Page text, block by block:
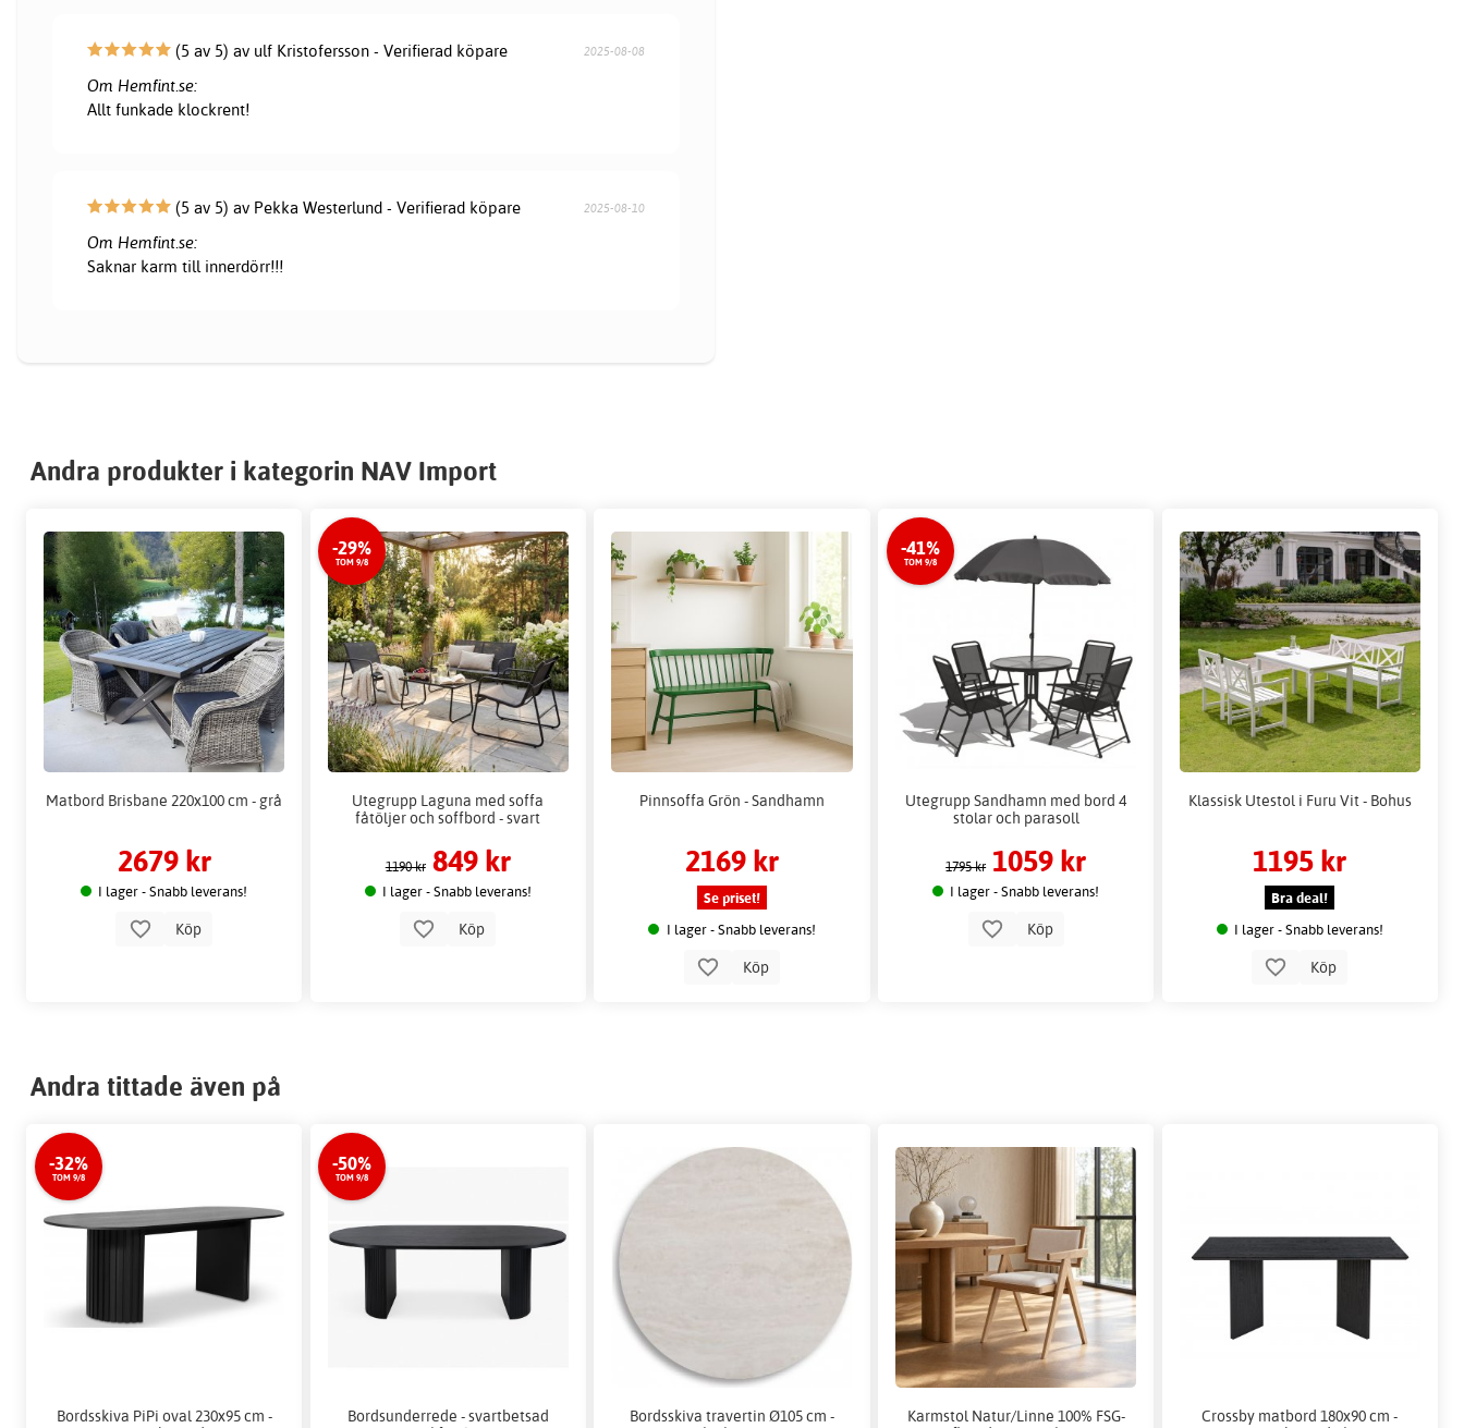
(5 av 5) av ulf Kristofersson - Verifierad köpare 2025-08-08
Om Hemfint.se:
Allt funkade klockrent!
(5 av 5) av Pekka Westerlund - Verifierad köpare 2025-08-10
Om Hemfint.se:
Saknar karm till innerdörr!!!
Andra produkter i kategorin NAV Import
Matbord Brisbane 220x100 cm - grå
2679 kr
I lager - Snabb leverans!
Köp
-29%
TOM 9/8
Utegrupp Laguna med soffa
fåtöljer och soffbord - svart
1190 kr 849 kr
I lager - Snabb leverans!
Köp
Pinnsoffa Grön - Sandhamn
2169 kr
Se priset!
I lager - Snabb leverans!
Köp
-41%
TOM 9/8
Utegrupp Sandhamn med bord 4
stolar och parasoll
1795 kr 1059 kr
I lager - Snabb leverans!
Köp
Klassisk Utestol i Furu Vit - Bohus
1195 kr
Bra deal!
I lager - Snabb leverans!
Köp
Andra tittade även på
-32%
TOM 9/8
Bordsskiva PiPi oval 230x95 cm -
-50%
TOM 9/8
Bordsunderrede - svartbetsad
Bordsskiva travertin Ø105 cm -
Karmstol Natur/Linne 100% FSG-
Crossby matbord 180x90 cm -